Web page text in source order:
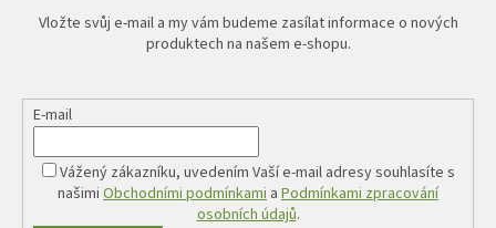
Vložte svůj e-mail a my vám budeme zasílat informace o nových
produktech na našem e-shopu.
E-mail
Vážený zákazníku, uvedením Vaší e-mail adresy souhlasíte s
našimi Obchodními podmínkami a Podmínkami zpracování
osobních údajů.